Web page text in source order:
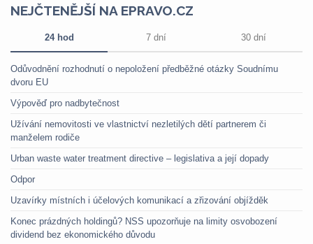
NEJČTENĚJŠÍ NA EPRAVO.CZ
24 hod 7 dní 30 dní
Odůvodnění rozhodnutí o nepoložení předběžné otázky Soudnímu
dvoru EU
Výpověď pro nadbytečnost
Užívání nemovitosti ve vlastnictví nezletilých dětí partnerem či
manželem rodiče
Urban waste water treatment directive – legislativa a její dopady
Odpor
Uzavírky místních i účelových komunikací a zřizování objížděk
Konec prázdných holdingů? NSS upozorňuje na limity osvobození
dividend bez ekonomického důvodu